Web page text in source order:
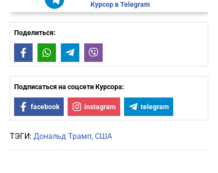
Курсор в Telegram
Поделиться:
FacebookWhatsAppTelegram
Подписаться на соцсети Курсора:
facebook instagram telegram
ТЭГИ: Дональд Трамп США